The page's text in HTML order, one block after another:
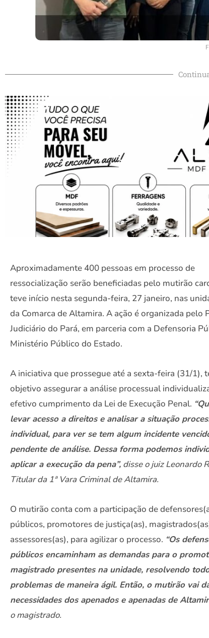
Aproximadamente 400 pessoas em processo de
ressocialização serão beneficiadas pelo mutirão
teve início nesta segunda-feira, 27 janeiro, nas
da Comarca de Altamira. A ação é organizada pelo
Judiciário do Pará, em parceria com a Defensoria
Ministério Público do Estado.
A iniciativa que prossegue até a sexta-feira (31/1),
objetivo assegurar a análise processual
efetivo cumprimento da Lei de Execução Penal.
levar acesso a direitos e analisar a situação
individual, para ver se tem algum incidente
pendente de análise. Dessa forma podemos
aplicar a execução da pena”, disse o juiz Leonardo
Titular da 1ª Vara Criminal de Altamira.
O mutirão conta com a participação de
públicos, promotores de justiça(as),
assessores(as), para agilizar o processo. “Os
públicos encaminham as demandas para o
magistrado presentes na unidade, resolvendo
problemas de maneira ágil. Então, o mutirão vai
necessidades dos apenados e apenadas de
o magistrado.